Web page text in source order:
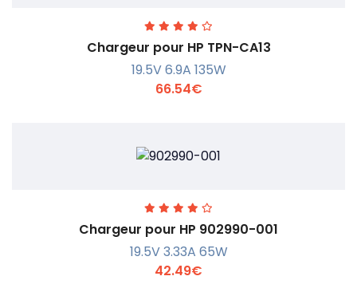
En savoir +
Chargeur pour HP TPN-CA13
19.5V 6.9A 135W
66.54€
Chargeur pour HP 902990-001
19.5V 3.33A 65W
42.49€